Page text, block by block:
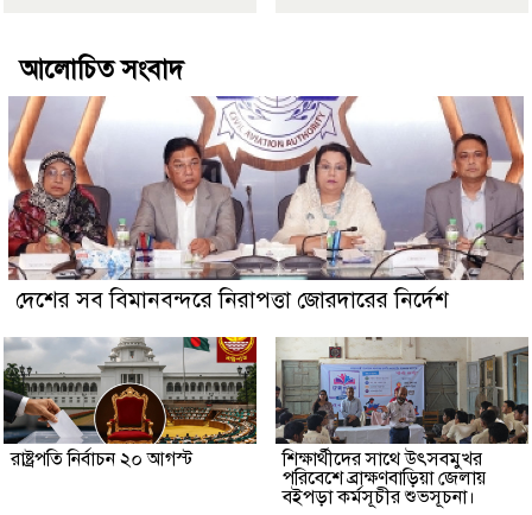
আলোচিত সংবাদ
দেশের সব বিমানবন্দরে নিরাপত্তা জোরদারের নির্দেশ
রাষ্ট্রপতি নির্বাচন ২০ আগস্ট
শিক্ষার্থীদের সাথে উৎসবমুখর
পরিবেশে ব্রাক্ষণবাড়িয়া জেলায়
বইপড়া কর্মসূচীর শুভসূচনা।